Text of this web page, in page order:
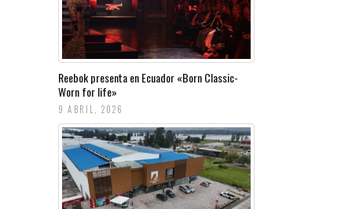
Reebok presenta en Ecuador «Born Classic-
Worn for life»
9 ABRIL, 2026